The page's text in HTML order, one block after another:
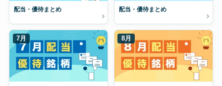
配当・優待まとめ 配当・優待まとめ
7月 8月